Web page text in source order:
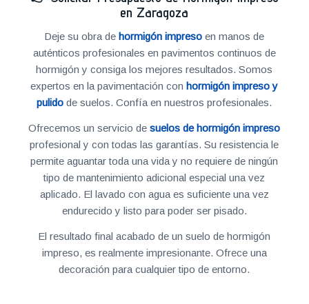
en Zaragoza
Deje su obra dehormigón impreso en manos de
auténticos profesionales en pavimentos continuos de
hormigón y consiga los mejores resultados. Somos
expertos en la pavimentación conhormigón impreso y
pulido de suelos. Confía en nuestros profesionales.
Ofrecemos un servicio desuelos de hormigón impreso
profesional y con todas las garantías. Su resistencia le
permite aguantar toda una vida y no requiere de ningún
tipo de mantenimiento adicional especial una vez
aplicado. El lavado con agua es suficiente una vez
endurecido y listo para poder ser pisado.
El resultado final acabado de un suelo de hormigón
impreso, es realmente impresionante. Ofrece una
decoración para cualquier tipo de entorno.